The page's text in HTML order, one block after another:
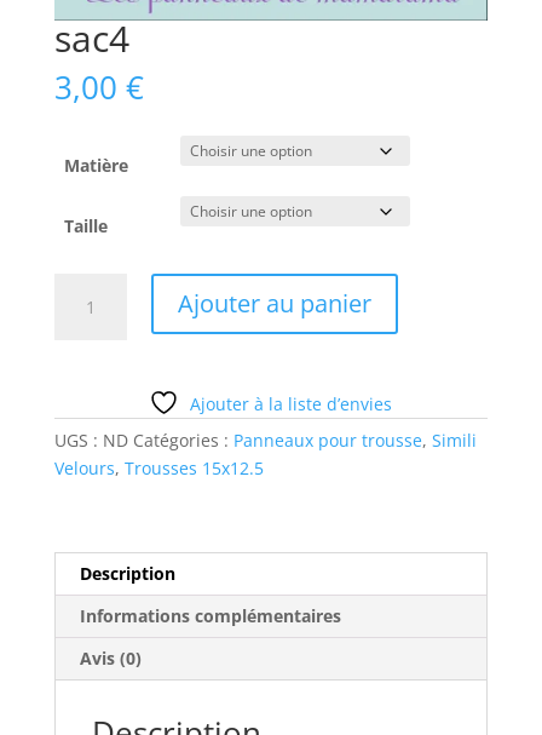
sac4
3,00 €
Matière
Taille
Ajouter au panier
Ajouter à la liste d’envies
UGS : ND Catégories : Panneaux pour trousse, Simili
Velours, Trousses 15x12.5
Description
Informations complémentaires
Avis (0)